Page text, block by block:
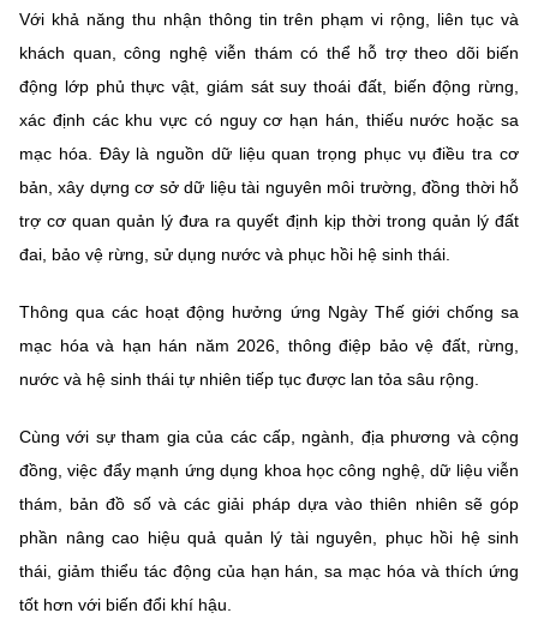
Với khả năng thu nhận thông tin trên phạm vi rộng, liên tục và
khách quan, công nghệ viễn thám có thể hỗ trợ theo dõi biến
động lớp phủ thực vật, giám sát suy thoái đất, biến động rừng,
xác định các khu vực có nguy cơ hạn hán, thiếu nước hoặc sa
mạc hóa. Đây là nguồn dữ liệu quan trọng phục vụ điều tra cơ
bản, xây dựng cơ sở dữ liệu tài nguyên môi trường, đồng thời hỗ
trợ cơ quan quản lý đưa ra quyết định kịp thời trong quản lý đất
đai, bảo vệ rừng, sử dụng nước và phục hồi hệ sinh thái.
Thông qua các hoạt động hưởng ứng Ngày Thế giới chống sa
mạc hóa và hạn hán năm 2026, thông điệp bảo vệ đất, rừng,
nước và hệ sinh thái tự nhiên tiếp tục được lan tỏa sâu rộng.
Cùng với sự tham gia của các cấp, ngành, địa phương và cộng
đồng, việc đẩy mạnh ứng dụng khoa học công nghệ, dữ liệu viễn
thám, bản đồ số và các giải pháp dựa vào thiên nhiên sẽ góp
phần nâng cao hiệu quả quản lý tài nguyên, phục hồi hệ sinh
thái, giảm thiểu tác động của hạn hán, sa mạc hóa và thích ứng
tốt hơn với biến đổi khí hậu.